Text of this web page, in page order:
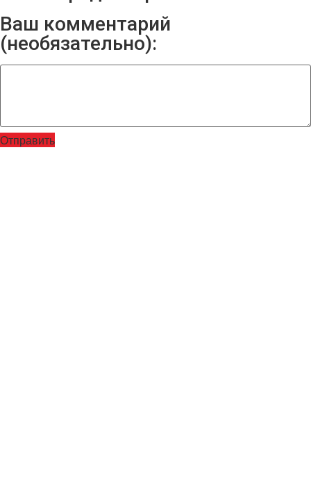
Ваш комментарий
(необязательно):
Отправить